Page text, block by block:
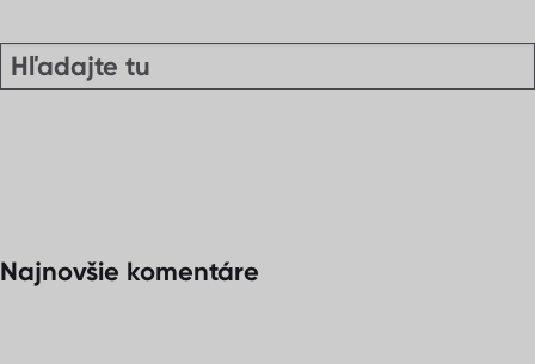
Najnovšie komentáre